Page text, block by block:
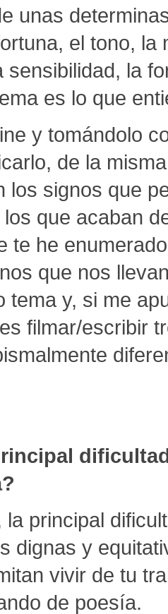
unas
el tono, la
sensibilidad, la
es lo que
y tomándolo
de la
los signos que
que acaban
te he
que nos
tema y, si me
filmar/escribir
la principal
dignas y
vivir de tu
de poesía.